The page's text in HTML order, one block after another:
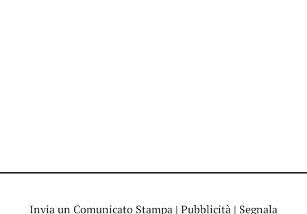
Invia un Comunicato Stampa | Pubblicità | Segnala